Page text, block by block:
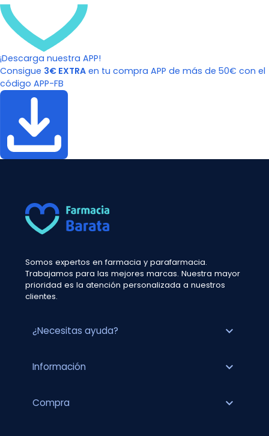
¡Descarga nuestra APP!
Consigue 3€ EXTRA en tu compra APP de más de 50€ con el
código APP-FB
Somos expertos en farmacia y parafarmacia.
Trabajamos para las mejores marcas. Nuestra mayor
prioridad es la atención personalizada a nuestros
clientes.
¿Necesitas ayuda? expand_more
Información expand_more
Compra expand_more